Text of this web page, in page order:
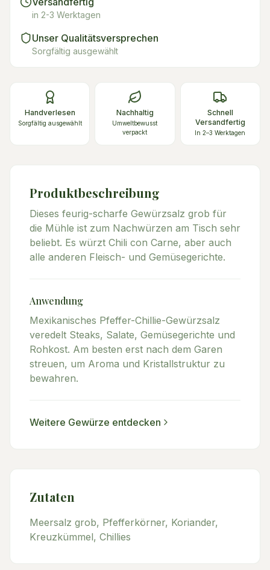
in 2-3 Werktagen
Unser Qualitätsversprechen
Sorgfältig ausgewählt
Handverlesen
Sorgfältig ausgewählt
Nachhaltig
Umweltbewusst
verpackt
Schnell
Versandfertig
In 2–3 Werktagen
Produktbeschreibung
Dieses feurig-scharfe Gewürzsalz grob für
die Mühle ist zum Nachwürzen am Tisch sehr
beliebt. Es würzt Chili con Carne, aber auch
alle anderen Fleisch- und Gemüsegerichte.
Anwendung
Mexikanisches Pfeffer-Chillie-Gewürzsalz
veredelt Steaks, Salate, Gemüsegerichte und
Rohkost. Am besten erst nach dem Garen
streuen, um Aroma und Kristallstruktur zu
bewahren.
Weitere Gewürze entdecken
Zutaten
Meersalz grob, Pfefferkörner, Koriander,
Kreuzkümmel, Chillies